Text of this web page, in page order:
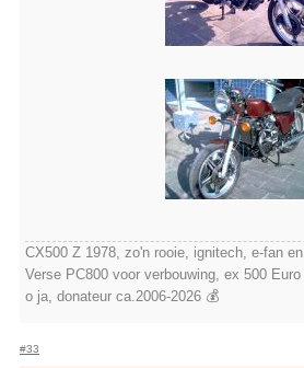
CX500 Z 1978, zo'n rooie, ignitech, e-fan
Verse PC800 voor verbouwing, ex 500
o ja, donateur ca.2006-2026 💰
#33